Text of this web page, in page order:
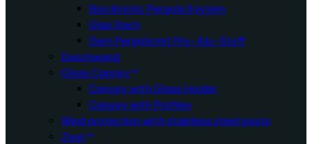
Bioclimatic Pergola System
Glas Dach
Gem Pergola mit Pro-Alu-Stoff
Duschwand
Glass Canopy
Canopy with Glass Holder
Canopy with Profiles
Wind protection with stainless steel posts
Zaun